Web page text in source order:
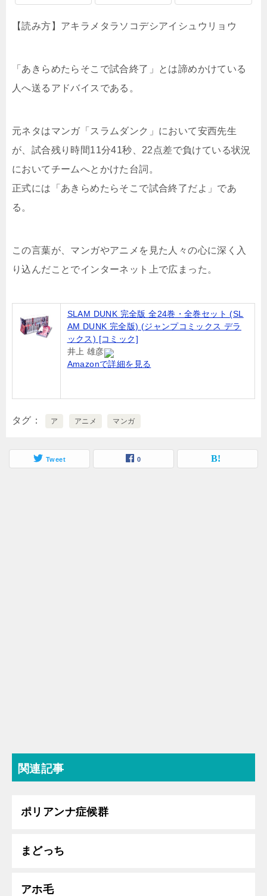
【読み方】アキラメタラソコデシアイシュウリョウ
「あきらめたらそこで試合終了」とは諦めかけている
人へ送るアドバイスである。
元ネタはマンガ「スラムダンク」において安西先生
が、試合残り時間11分41秒、22点差で負けている状況
においてチームへとかけた台詞。
正式には「あきらめたらそこで試合終了だよ」であ
る。
この言葉が、マンガやアニメを見た人々の心に深く入
り込んだことでインターネット上で広まった。
SLAM DUNK 完全版 全24巻・全巻セット (SL
AM DUNK 完全版) (ジャンプコミックス デラ
ックス) [コミック]
井上 雄彦
Amazonで詳細を見る
タグ ア アニメ マンガ
Tweet 0
関連記事
ポリアンナ症候群
まどっち
アホ毛